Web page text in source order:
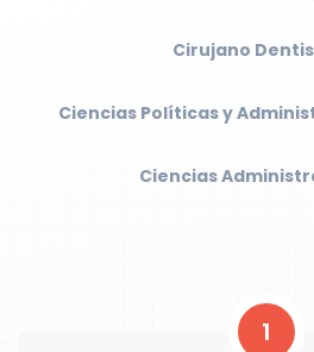
Cirujano
Ciencias Políticas y
Ciencias
1